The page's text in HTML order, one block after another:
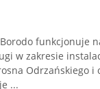
funkcjonuje
w zakresie
Odrzańskiego i
...